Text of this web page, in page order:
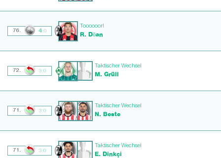
76. 4 :0
Toooooor!
R. Dōan
72. 3:0
Taktischer Wechsel
M. Grüll
71. 3:0
Taktischer Wechsel
N. Beste
71. 3:0
Taktischer Wechsel
E. Dinkçi